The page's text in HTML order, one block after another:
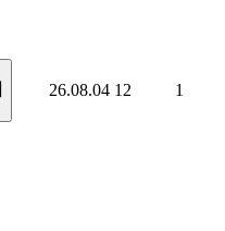
26.08.04 12 1